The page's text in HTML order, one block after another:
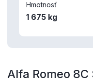
Hmotnosť
1 675 kg
Alfa Romeo 8C